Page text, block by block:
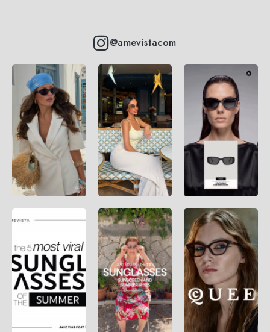
@amevistacom